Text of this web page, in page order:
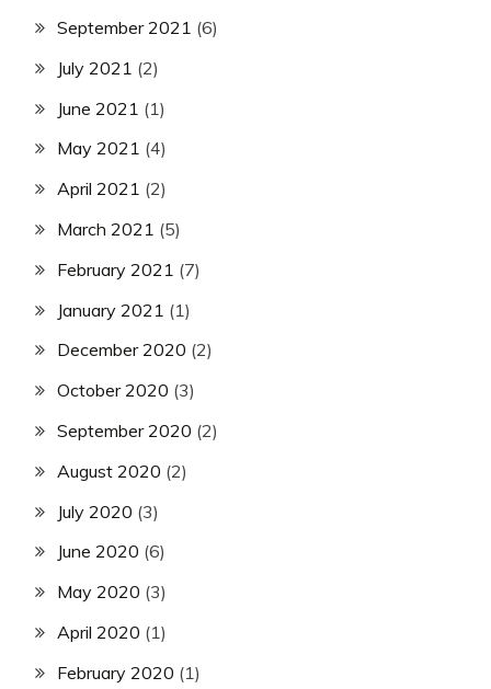
September 2021 (6)
July 2021 (2)
June 2021 (1)
May 2021 (4)
April 2021 (2)
March 2021 (5)
February 2021 (7)
January 2021 (1)
December 2020 (2)
October 2020 (3)
September 2020 (2)
August 2020 (2)
July 2020 (3)
June 2020 (6)
May 2020 (3)
April 2020 (1)
February 2020 (1)